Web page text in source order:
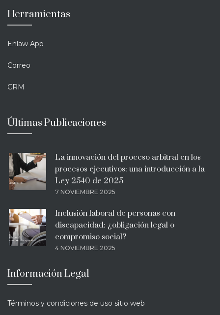
Herramientas
Enlaw App
Correo
CRM
Últimas Publicaciones
La innovación del proceso arbitral en los
procesos ejecutivos: una introducción a la
Ley 2540 de 2025
7 NOVIEMBRE 2025
Inclusión laboral de personas con
discapacidad: ¿obligación legal o
compromiso social?
4 NOVIEMBRE 2025
Información Legal
Términos y condiciones de uso sitio web